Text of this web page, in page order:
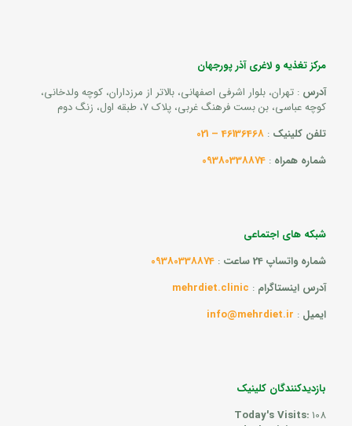
مرکز تغذیه و لاغری آذر پورجهان
آدرس : تهران، بلوار اشرفی اصفهانی، بالاتر از مرزداران، کوچه ولدخانی،
کوچه عباسی، بن بست فرهنگ غربی، پلاک 7، طبقه اول، زنگ دوم
تلفن کلینیک :
46136468 – 021
شماره همراه :
09380338874
شبکه های اجتماعی
شماره واتساپ 24 ساعت
:
09380338874
آدرس اینستاگرام :
mehrdiet.clinic
ایمیل :
info@mehrdiet.ir
بازدیدکنندگان کلینیک
Today's Visits:108